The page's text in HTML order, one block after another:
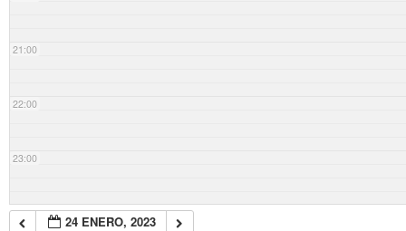
21:00
22:00
23:00
24 ENERO, 2023